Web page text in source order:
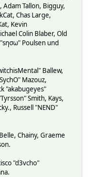
Tallon, Bigguy,
Chas Large,
Kevin
Colin Blaber, Old
Poulsen und
Ballew,
Mazouz,
"akabugeyes"
Smith, Kays,
Russell "NEND"
Chainy, Graeme
"d3vcho"